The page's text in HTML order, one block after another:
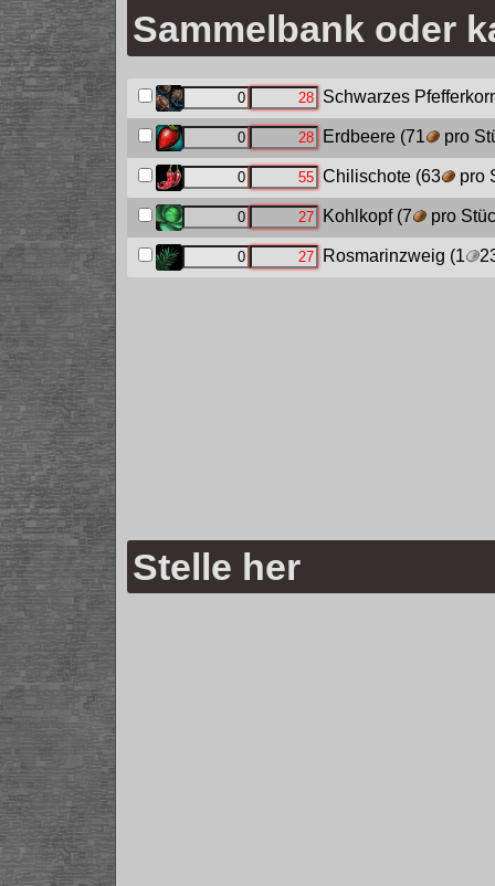
Sammelbank oder
Schwarzes
Erdbeere(71 pro
Chilischote(63 pro
Kohlkopf(7 pro
Rosmarinzweig (1
Stelle her